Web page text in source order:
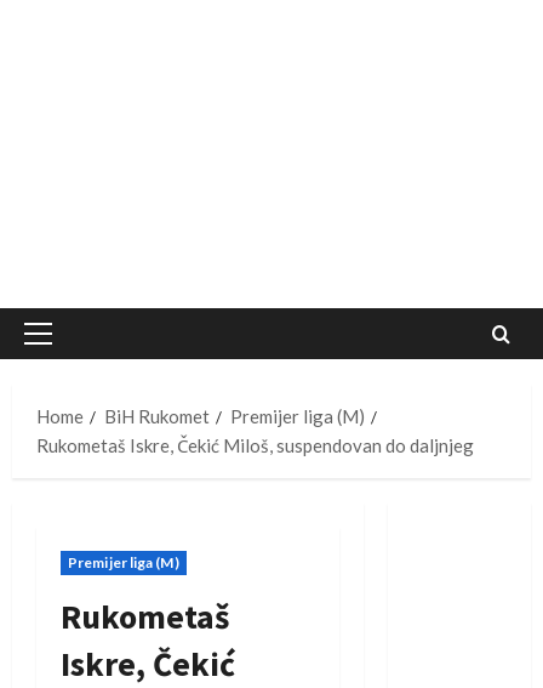
Primary
Home
BiH Rukomet
Premijer liga (M)
Rukometaš Iskre, Čekić Miloš, suspendovan do daljnjeg
Premijer liga (M)
Rukometaš
Iskre, Čekić